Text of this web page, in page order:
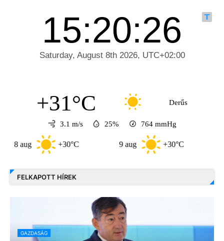
+31°C Derűs
3.1 m/s 25% 764 mmHg
+30°C +30°C
FELKAPOTT HÍREK
GAZDASÁG